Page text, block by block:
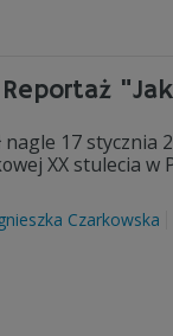
17 stycznia
XX stulecia w
Czarkowska